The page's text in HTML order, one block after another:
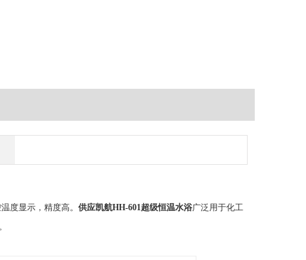
度显示，精度高。供应凯航HH-601超级恒温水浴广泛用于化工